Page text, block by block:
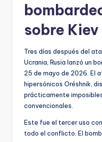
sobre Kiev
Tres días después del
Ucrania, Rusia lanzó un
25 de mayo de 2026. El
hipersónicos Oréshnik,
prácticamente
convencionales.
Este fue el tercer uso
todo el conflicto. El